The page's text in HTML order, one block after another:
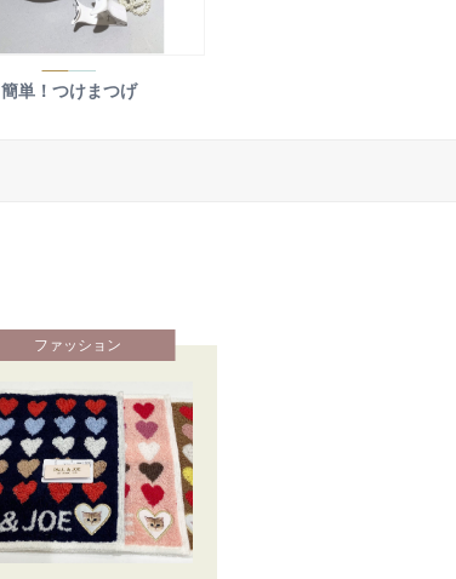
簡単！つけまつげ
ファッション